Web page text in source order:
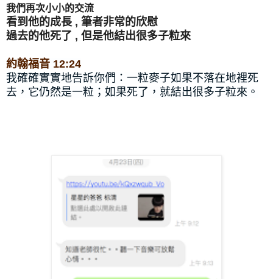
我們再次小小的交流
看到他的成長 , 筆者非常的欣慰
過去的他死了 , 但是他結出很多子粒來
約翰福音 12:24
我確確實實地告訴你們：一粒麥子如果不落在地裡死
去，它仍然是一粒；如果死了，就結出很多子粒來。